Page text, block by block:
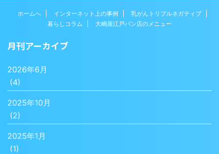
ホームへ インターネット上の事例
乳がんトリプルネガティブ
暮らしコラム
大嶋屋江戸パン店のメニュー
月刊アーカイブ
2026年6月
(4)
2025年10月
(2)
2025年1月
(1)